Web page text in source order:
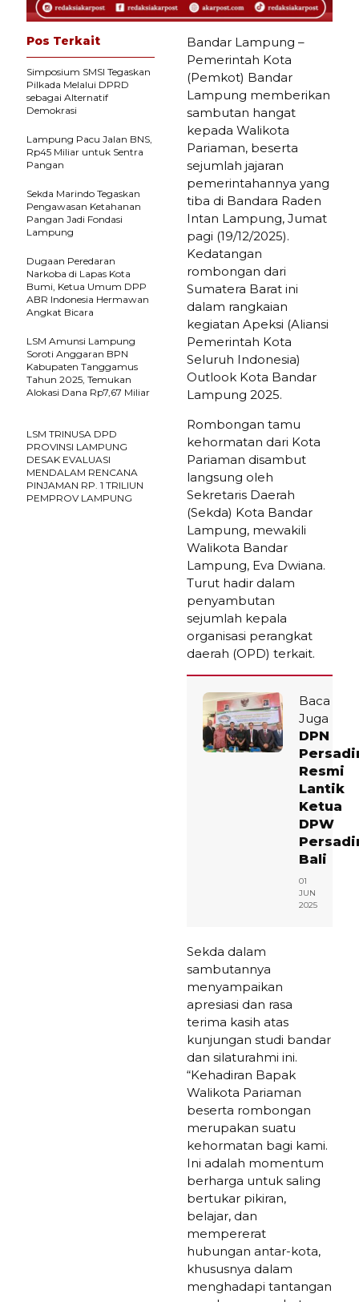
Bandar Lampung –
Pemerintah Kota
(Pemkot) Bandar
Lampung memberikan
sambutan hangat
kepada Walikota
Pariaman, beserta
sejumlah jajaran
pemerintahannya yang
tiba di Bandara Raden
Intan Lampung, Jumat
pagi (19/12/2025).
Kedatangan
rombongan dari
Sumatera Barat ini
dalam rangkaian
kegiatan Apeksi (Aliansi
Pemerintah Kota
Seluruh Indonesia)
Outlook Kota Bandar
Lampung 2025.
Rombongan tamu
kehormatan dari Kota
Pariaman disambut
langsung oleh
Sekretaris Daerah
(Sekda) Kota Bandar
Lampung, mewakili
Walikota Bandar
Lampung, Eva Dwiana.
Turut hadir dalam
penyambutan
sejumlah kepala
organisasi perangkat
daerah (OPD) terkait.
Baca
Juga
DPN
Resmi
Lantik
Ketua
DPW
Bali
01
JUN
2025
Sekda dalam
sambutannya
menyampaikan
apresiasi dan rasa
terima kasih atas
kunjungan studi bandar
dan silaturahmi ini.
“Kehadiran Bapak
Walikota Pariaman
beserta rombongan
merupakan suatu
kehormatan bagi kami.
Ini adalah momentum
berharga untuk saling
bertukar pikiran,
belajar, dan
mempererat
hubungan antar-kota,
khususnya dalam
menghadapi tantangan
Pos Terkait
Simposium SMSI Tegaskan
Pilkada Melalui DPRD
sebagai Alternatif
Demokrasi
Lampung Pacu Jalan BNS,
Rp45 Miliar untuk Sentra
Pangan
Sekda Marindo Tegaskan
Pengawasan Ketahanan
Pangan Jadi Fondasi
Lampung
Dugaan Peredaran
Narkoba di Lapas Kota
Bumi, Ketua Umum DPP
ABR Indonesia Hermawan
Angkat Bicara
LSM Amunsi Lampung
Soroti Anggaran BPN
Kabupaten Tanggamus
Tahun 2025, Temukan
Alokasi Dana Rp7,67 Miliar
LSM TRINUSA DPD
PROVINSI LAMPUNG
DESAK EVALUASI
MENDALAM RENCANA
PINJAMAN RP. 1 TRILIUN
PEMPROV LAMPUNG